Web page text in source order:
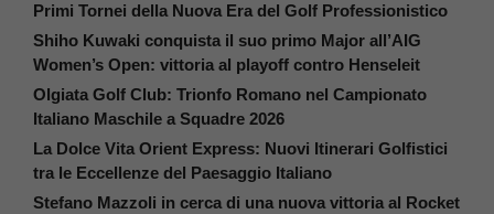
Primi Tornei della Nuova Era del Golf Professionistico
Shiho Kuwaki conquista il suo primo Major all’AIG
Women’s Open: vittoria al playoff contro Henseleit
Olgiata Golf Club: Trionfo Romano nel Campionato
Italiano Maschile a Squadre 2026
La Dolce Vita Orient Express: Nuovi Itinerari Golfistici
tra le Eccellenze del Paesaggio Italiano
Stefano Mazzoli in cerca di una nuova vittoria al Rocket